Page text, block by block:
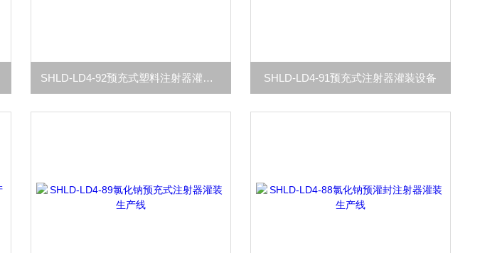
SHLD-LD4-92预充式塑料注射器灌装设备 SHLD-LD4-91预充式注射器灌装设备